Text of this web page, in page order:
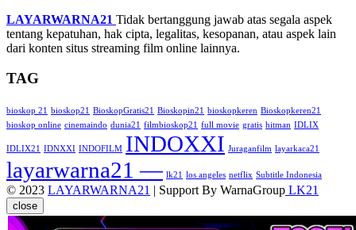
LAYARWARNA21 Tidak bertanggung jawab atas segala aspek
tentang kepatuhan, hak cipta, legalitas, kesopanan, atau aspek lain
dari konten situs streaming film online lainnya.
TAG
bioskop 21 bioskop21 BioskopGratis21 Bioskopin21 bioskopkeren Bioskopkeren21
bioskop online cinemaindo dunia21 filmbioskop21 full movie gratis hitman IDLIX
IDLIX21 IDNXXI INDOFILM INDOXXI Juraganfilm layarkaca21
layarwarna21 — lk21 los angeles netflix Subtitle Indonesia
© 2023 LAYARWARNA21 | Support By WarnaGroup LK21
close